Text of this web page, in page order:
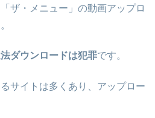
ザ・メニュー」の動画アップロ
ダウンロードは犯罪です。
サイトは多くあり、アップロー